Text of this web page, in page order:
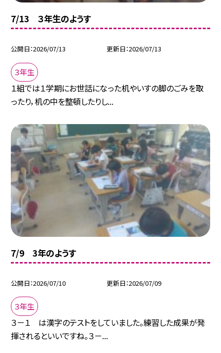
7/13 ３年生のようす
公開日 2026/07/13 更新日 2026/07/13
３年生
１組では１学期にお世話になった机やいすの脚のごみを取
ったり，机の中を整頓したりし...
7/9 3年のようす
公開日 2026/07/10 更新日 2026/07/09
３年生
３－１ は漢字のテストをしていました。練習した成果が発
揮されるといいですね。３－...